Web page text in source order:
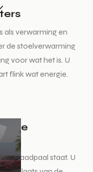
als verwarming en
de stoelverwarming
voor wat het is. U
flink wat energie.
de
de laadpaal staat. U